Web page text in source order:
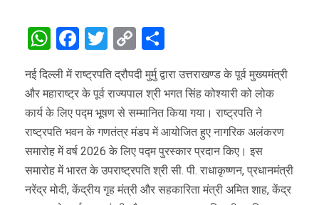
WhatsApp
Facebook
Twitter
Copy
Link
नई दिल्ली में राष्ट्रपति द्रौपदी मुर्मु द्वारा उत्तराखण्ड के पूर्व मुख्यमंत्री
और महाराष्ट्र के पूर्व राज्यपाल श्री भगत सिंह कोश्यारी को लोक
कार्य के लिए पद्म भूषण से सम्मानित किया गया। ‌राष्ट्रपति ने
राष्ट्रपति भवन के गणतंत्र मंडप में आयोजित हुए नागरिक अलंकरण
समारोह में वर्ष 2026 के लिए पद्म पुरस्कार प्रदान किए। इस
समारोह में भारत के उपराष्ट्रपति श्री सी. पी. राधाकृष्णन, प्रधानमंत्री
नरेंद्र मोदी, केंद्रीय गृह मंत्री और सहकारिता मंत्री अमित शाह, केंद्र